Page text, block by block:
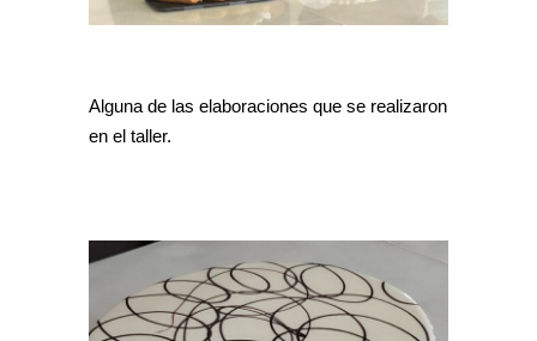
Alguna de las elaboraciones que se realizaron
en el taller.